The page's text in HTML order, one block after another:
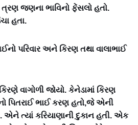
ત્રણ જણના ભાવિનો ફેંસલો હતો.
હતા.
પરિવાર અને કિરણ તથા વાલાભાઈ
વાગોળી જોયો. કેનેડામાં કિરણ
પિતરાઈ ભાઈ કરણ હતો,જે એની
એને ત્યાં કરિયાણાની દુકાન હતી. એક